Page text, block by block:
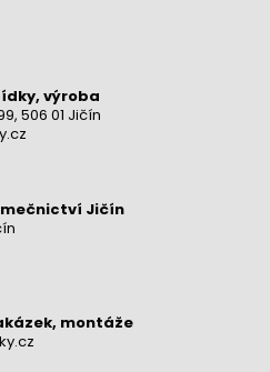
výroba
506 01 Jičín
Jičín
montáže